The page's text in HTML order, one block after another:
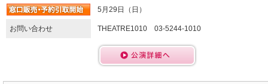
5月29日（日）
お問い合わせ THEATRE1010 03-5244-1010